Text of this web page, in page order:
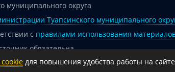
муниципального округа
Туапсинского муниципального
с правилами использования
обязательна.
на официальный интернет-портал
для повышения удобства работы на